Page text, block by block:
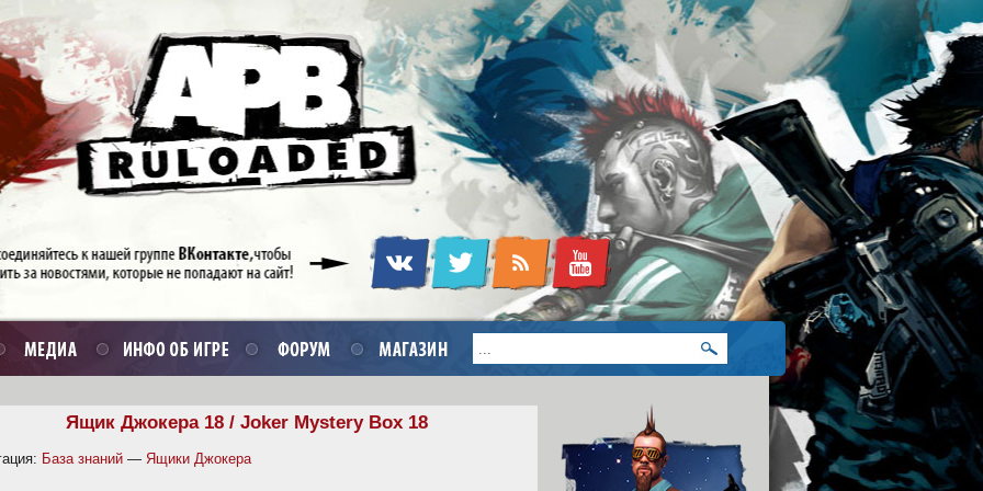
Ящик Джокера 18 / Joker Mystery Box 18
База знаний — Ящики Джокера